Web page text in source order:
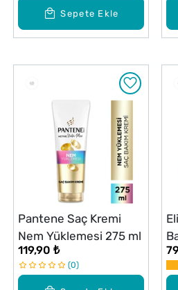
Sepete Ekle
Pantene Saç Kremi
Nem Yüklemesi 275 ml
119,90 ₺
0